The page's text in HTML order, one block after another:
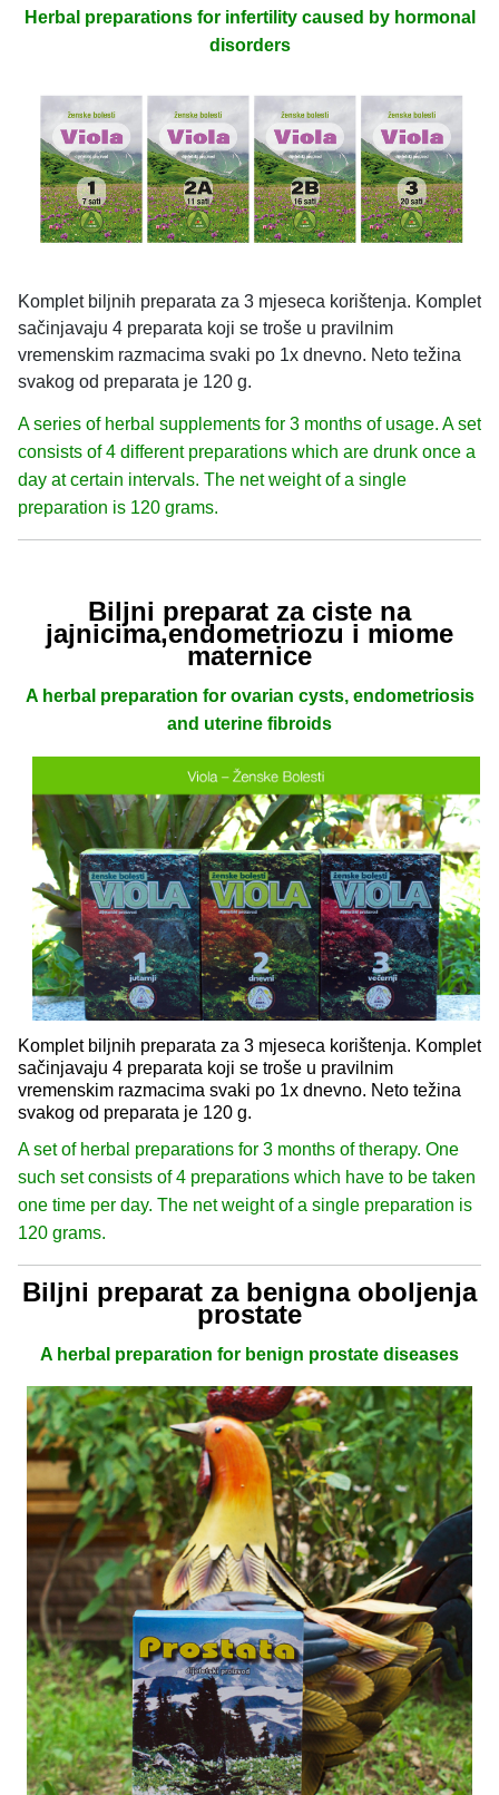
Herbal preparations for infertility caused by hormonal
disorders
Komplet biljnih preparata za 3 mjeseca korištenja. Komplet
sačinjavaju 4 preparata koji se troše u pravilnim
vremenskim razmacima svaki po 1x dnevno. Neto težina
svakog od preparata je 120 g.
A series of herbal supplements for 3 months of usage. A set
consists of 4 different preparations which are drunk once a
day at certain intervals. The net weight of a single
preparation is 120 grams.
Biljni preparat za ciste na
jajnicima,endometriozu i miome
maternice
A herbal preparation for ovarian cysts, endometriosis
and uterine fibroids
Komplet biljnih preparata za 3 mjeseca korištenja. Komplet
sačinjavaju 4 preparata koji se troše u pravilnim
vremenskim razmacima svaki po 1x dnevno. Neto težina
svakog od preparata je 120 g.
A set of herbal preparations for 3 months of therapy. One
such set consists of 4 preparations which have to be taken
one time per day. The net weight of a single preparation is
120 grams.
Biljni preparat za benigna oboljenja
prostate
A herbal preparation for benign prostate diseases